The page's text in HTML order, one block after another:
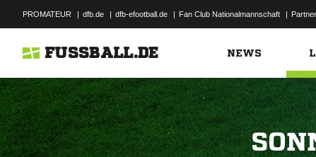
PROMATEUR | dfb.de | dfb-efootball.de | Fan Club Nationalmannschaft | Partner
FUSSBALL.DE NEWS